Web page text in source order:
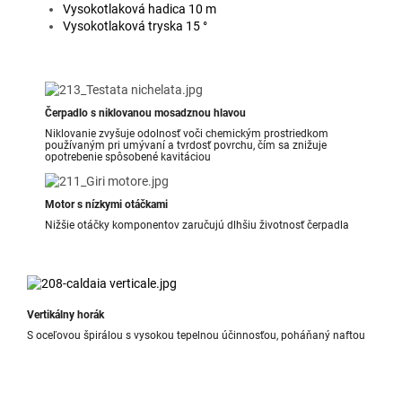
Vysokotlaková hadica 10 m
Vysokotlaková tryska 15 °
Čerpadlo s niklovanou mosadznou hlavou
Niklovanie zvyšuje odolnosť voči chemickým prostriedkom
používaným pri umývaní a tvrdosť povrchu, čím sa znižuje
opotrebenie spôsobené kavitáciou
Motor s nízkymi otáčkami
Nižšie otáčky komponentov zaručujú dlhšiu životnosť čerpadla
Vertikálny horák
S oceľovou špirálou s vysokou tepelnou účinnosťou, poháňaný naftou